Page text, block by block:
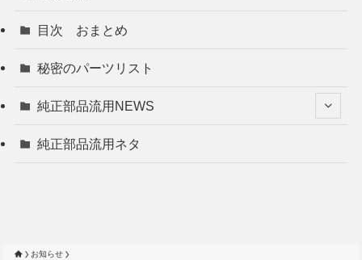
目次 おまとめ
秘密のパーツリスト
純正部品流用NEWS
純正部品流用ネタ
お知らせ